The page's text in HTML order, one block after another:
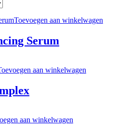
Toevoegen aan winkelwagen
Serum
aan winkelwagen
aan winkelwagen